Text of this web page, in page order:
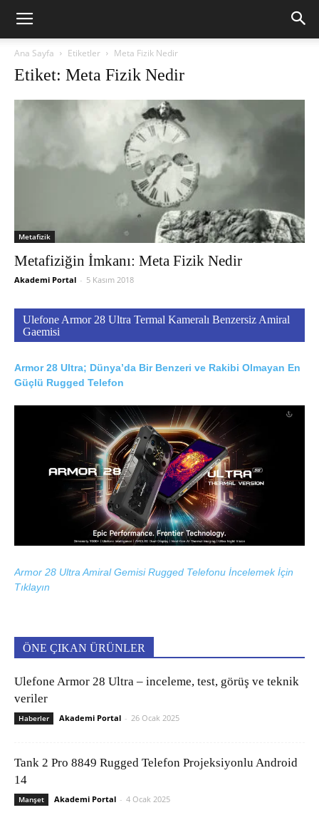
Ana Sayfa Etiketler Meta Fizik Nedir
Etiket: Meta Fizik Nedir
Metafizik
Metafiziğin İmkanı: Meta Fizik Nedir
Akademi Portal - 5 Kasım 2018
Ulefone Armor 28 Ultra Termal Kameralı Benzersiz Amiral
Gaemisi
Armor 28 Ultra; Dünya’da Bir Benzeri ve Rakibi Olmayan En
Güçlü Rugged Telefon
Armor 28 Ultra Amiral Gemisi Rugged Telefonu İncelemek İçin
Tıklayın
ÖNE ÇIKAN ÜRÜNLER
Ulefone Armor 28 Ultra – inceleme, test, görüş ve teknik
veriler
Haberler Akademi Portal - 26 Ocak 2025
Tank 2 Pro 8849 Rugged Telefon Projeksiyonlu Android
14
Manşet Akademi Portal - 4 Ocak 2025